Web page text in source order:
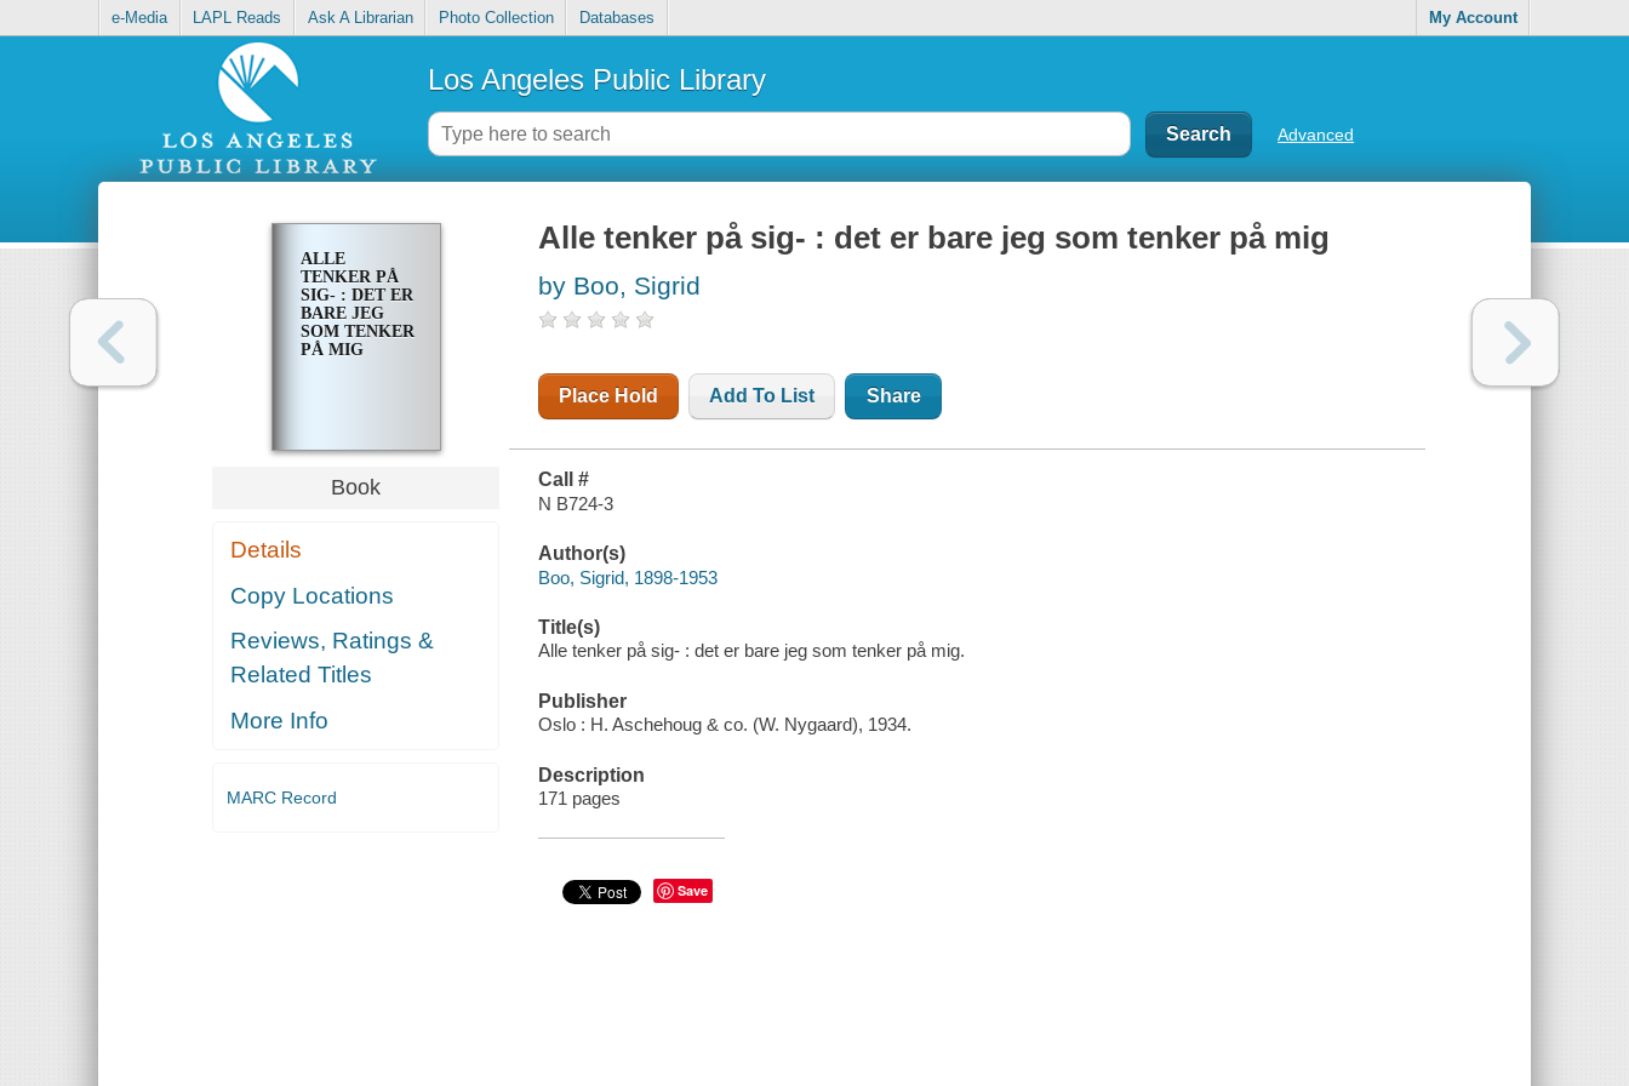
e-Media LAPL Reads Ask A Librarian Photo Collection Databases My Account
Los Angeles Public Library
Advanced
ALLE
TENKER PÅ
SIG- : DET ER
BARE JEG
SOM TENKER
PÅ MIG
Book
Details
Copy Locations
Reviews, Ratings &
Related Titles
More Info
MARC Record
Alle tenker på sig- : det er bare jeg som tenker på mig
by Boo, Sigrid
Place Hold Add To List Share
Call #
N B724-3
Author(s)
Boo, Sigrid, 1898-1953
Title(s)
Alle tenker på sig- : det er bare jeg som tenker på mig.
Publisher
Oslo : H. Aschehoug & co. (W. Nygaard), 1934.
Description
171 pages
Save